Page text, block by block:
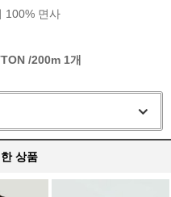
100% 면사
/200m 1개
상품